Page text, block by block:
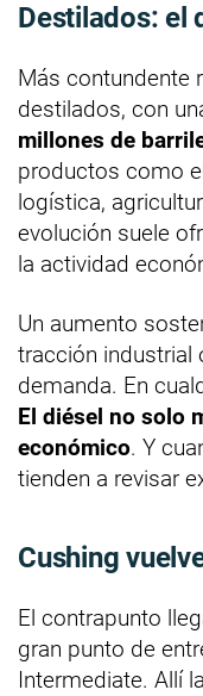
Destilados: el
Más contundente
destilados, con
millones de
productos como
logística,
evolución suele
la actividad
Un aumento
tracción industrial
demanda. En
El diésel no solo
económico. Y
tienden a revisar
Cushing
El contrapunto
gran punto de
Intermediate. Allí